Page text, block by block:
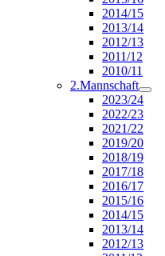
2014/15
2013/14
2012/13
2011/12
2010/11
2.Mannschaft
2023/24
2022/23
2021/22
2019/20
2018/19
2017/18
2016/17
2015/16
2014/15
2013/14
2012/13